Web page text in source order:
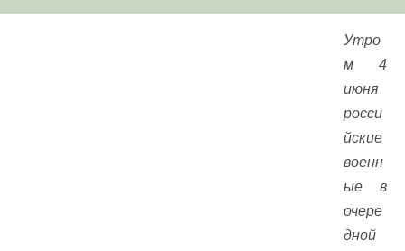
Утро
м 4
июня
росси
йские
военн
ые в
очере
дной